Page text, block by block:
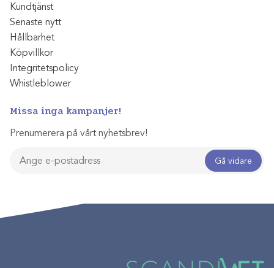
Kundtjänst
Senaste nytt
Hållbarhet
Köpvillkor
Integritetspolicy
Whistleblower
Missa inga kampanjer!
Prenumerera på vårt nyhetsbrev!
Gå vidare